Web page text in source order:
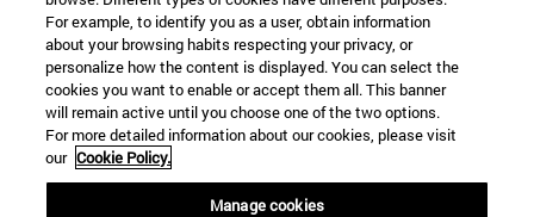
For example, to identify you as a user, obtain information
about your browsing habits respecting your privacy, or
personalize how the content is displayed. You can select the
cookies you want to enable or accept them all. This banner
will remain active until you choose one of the two options.
For more detailed information about our cookies, please visit
our Cookie Policy.
Manage cookies